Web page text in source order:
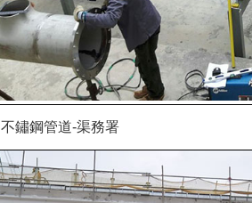
不鏽鋼管道-渠務署